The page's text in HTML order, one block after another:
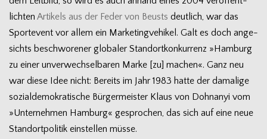
lich­ten Arti­kels aus der Feder von Beusts deut­lich, war das
Sport­event vor allem ein Mar­ke­ting­ve­hi­kel. Galt es doch ange­
sichts beschwo­re­ner glo­ba­ler Stand­ort­kon­kur­renz »Ham­burg
zu einer unver­wech­sel­ba­ren Marke [zu] machen«. Ganz neu
war diese Idee nicht: Bereits im Jahr 1983 hatte der dama­lige
sozi­al­de­mo­kra­ti­sche Bür­ger­meis­ter Klaus von Dohn­anyi vom
»Unter­neh­men Ham­burg« gespro­chen, das sich auf eine neue
Stand­ort­po­li­tik ein­stel­len müsse.